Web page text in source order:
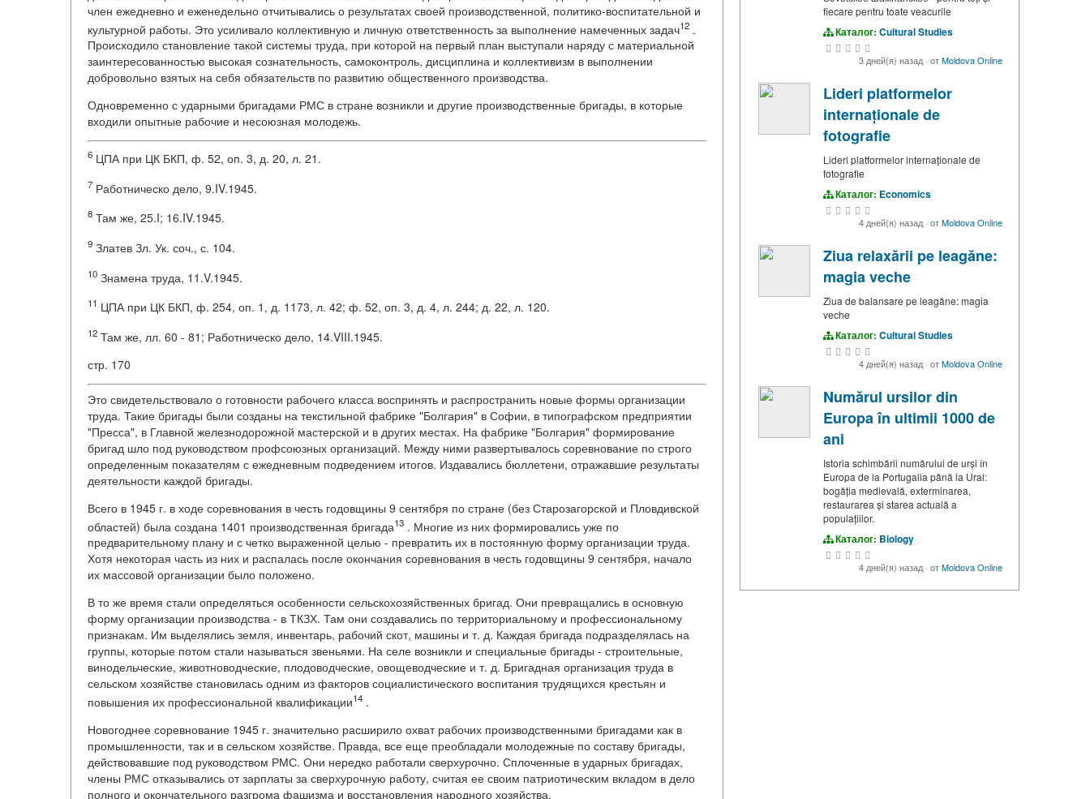
член ежедневно и еженедельно отчитывались о результатах своей производственной, политико-воспитательной и
культурной работы. Это усиливало коллективную и личную ответственность за выполнение намеченных задач12 .
Происходило становление такой системы труда, при которой на первый план выступали наряду с материальной
заинтересованностью высокая сознательность, самоконтроль, дисциплина и коллективизм в выполнении
добровольно взятых на себя обязательств по развитию общественного производства.
Одновременно с ударными бригадами РМС в стране возникли и другие производственные бригады, в которые
входили опытные рабочие и несоюзная молодежь.
6 ЦПА при ЦК БКП, ф. 52, оп. 3, д. 20, л. 21.
7 Работническо дело, 9.IV.1945.
8 Там же, 25.I; 16.IV.1945.
9 Златев Зл. Ук. соч., с. 104.
10 Знамена труда, 11.V.1945.
11 ЦПА при ЦК БКП, ф. 254, оп. 1, д. 1173, л. 42; ф. 52, оп. 3, д. 4, л. 244; д. 22, л. 120.
12 Там же, лл. 60 - 81; Работническо дело, 14.VIII.1945.
стр. 170
Это свидетельствовало о готовности рабочего класса воспринять и распространить новые формы организации
труда. Такие бригады были созданы на текстильной фабрике "Болгария" в Софии, в типографском предприятии
"Пресса", в Главной железнодорожной мастерской и в других местах. На фабрике "Болгария" формирование
бригад шло под руководством профсоюзных организаций. Между ними развертывалось соревнование по строго
определенным показателям с ежедневным подведением итогов. Издавались бюллетени, отражавшие результаты
деятельности каждой бригады.
Всего в 1945 г. в ходе соревнования в честь годовщины 9 сентября по стране (без Старозагорской и Пловдивской
областей) была создана 1401 производственная бригада13 . Многие из них формировались уже по
предварительному плану и с четко выраженной целью - превратить их в постоянную форму организации труда.
Хотя некоторая часть из них и распалась после окончания соревнования в честь годовщины 9 сентября, начало
их массовой организации было положено.
В то же время стали определяться особенности сельскохозяйственных бригад. Они превращались в основную
форму организации производства - в ТКЗХ. Там они создавались по территориальному и профессиональному
признакам. Им выделялись земля, инвентарь, рабочий скот, машины и т. д. Каждая бригада подразделялась на
группы, которые потом стали называться звеньями. На селе возникли и специальные бригады - строительные,
винодельческие, животноводческие, плодоводческие, овощеводческие и т. д. Бригадная организация труда в
сельском хозяйстве становилась одним из факторов социалистического воспитания трудящихся крестьян и
повышения их профессиональной квалификации14 .
Новогоднее соревнование 1945 г. значительно расширило охват рабочих производственными бригадами как в
промышленности, так и в сельском хозяйстве. Правда, все еще преобладали молодежные по составу бригады,
действовавшие под руководством РМС. Они нередко работали сверхурочно. Сплоченные в ударных бригадах,
члены РМС отказывались от зарплаты за сверхурочную работу, считая ее своим патриотическим вкладом в дело
полного и окончательного разгрома фашизма и восстановления народного хозяйства.
fiecare pentru toate veacurile
Каталог: Cultural Studies
3 дней(я) назад· отMoldova Online
Lideri platformelor
internaționale de
fotografie
Lideri platformelor internaționale de
fotografie
Каталог: Economics
4 дней(я) назад· отMoldova Online
Ziua relaxării pe leagăne:
magia veche
Ziua de balansare pe leagăne: magia
veche
Каталог: Cultural Studies
4 дней(я) назад· отMoldova Online
Numărul ursilor din
Europa în ultimii 1000 de
ani
Istoria schimbării numărului de urși în
Europa de la Portugalia până la Ural:
bogăția medievală, exterminarea,
restaurarea și starea actuală a
populațiilor.
Каталог: Biology
4 дней(я) назад· отMoldova Online